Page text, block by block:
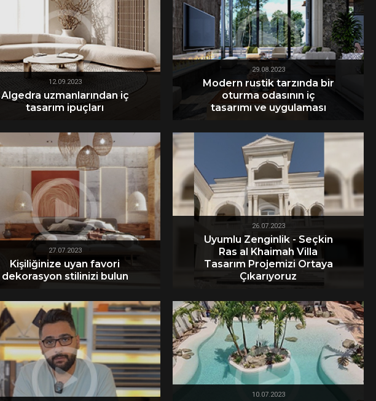
12.09.2023
Algedra uzmanlarından iç
tasarım ipuçları
29.08.2023
Modern rustik tarzında bir
oturma odasının iç
tasarımı ve uygulaması
27.07.2023
Kişiliğinize uyan favori
dekorasyon stilinizi bulun
26.07.2023
Uyumlu Zenginlik - Seçkin
Ras al Khaimah Villa
Tasarım Projemizi Ortaya
Çıkarıyoruz
10.07.2023